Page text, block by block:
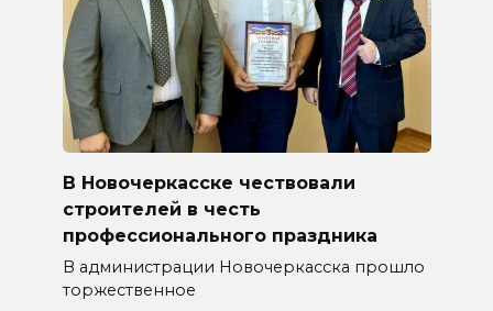
В Новочеркасске чествовали
строителей в честь
профессионального праздника
В администрации Новочеркасска прошло
торжественное